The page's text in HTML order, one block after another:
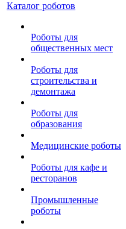
Каталог роботов
Роботы для
общественных мест
Роботы для
строительства и
демонтажа
Роботы для
образования
Медицинские роботы
Роботы для кафе и
ресторанов
Промышленные
роботы